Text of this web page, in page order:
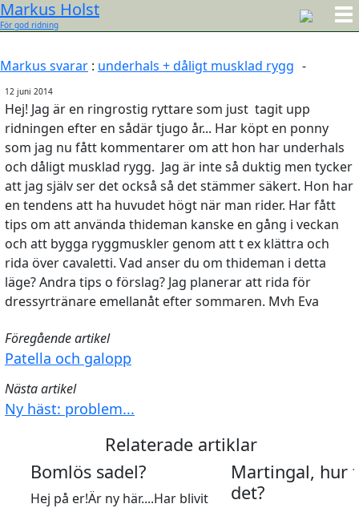
Markus Holst
För god ridning
Markus svarar : underhals + dåligt musklad rygg -
12 juni 2014
Hej! Jag är en ringrostig ryttare som just tagit upp
ridningen efter en sådär tjugo år... Har köpt en ponny
som jag nu fått kommentarer om att hon har underhals
och dåligt musklad rygg. Jag är inte så duktig men tycker
att jag själv ser det också så det stämmer säkert. Hon har
en tendens att ha huvudet högt när man rider. Har fått
tips om att använda thideman kanske en gång i veckan
och att bygga ryggmuskler genom att t ex klättra och
rida över cavaletti. Vad anser du om thideman i detta
läge? Andra tips o förslag? Jag planerar att rida för
dressyrtränare emellanåt efter sommaren. Mvh Eva
Föregående artikel
Patella och galopp
Nästa artikel
Ny häst: problem...
Relaterade artiklar
Bomlös sadel?
Hej på er!Är ny här....Har blivit
Martingal, hur
det?